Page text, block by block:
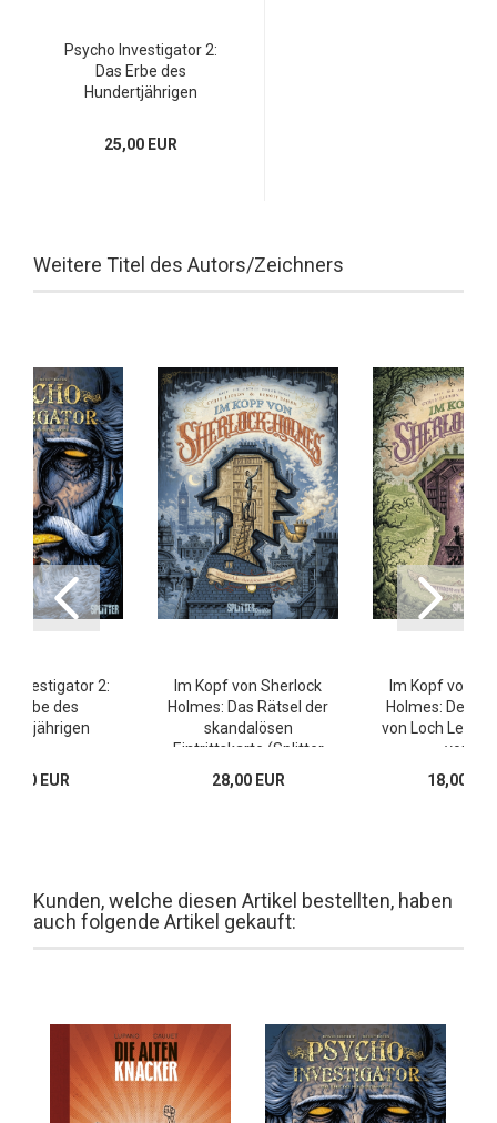
Psycho Investigator 2:
Das Erbe des
Hundertjährigen
25,00 EUR
Weitere Titel des Autors/Zeichners
Investigator 2:
Erbe des
EUR
Im Kopf von Sherlock
Holmes: Das Rätsel der
skandalösen
Eintrittskarte (Splitter
Double)
28,00 EUR
Im Kopf von
Holmes: Der
von Loch
von 2
18,00
Kunden, welche diesen Artikel bestellten, haben
auch folgende Artikel gekauft: